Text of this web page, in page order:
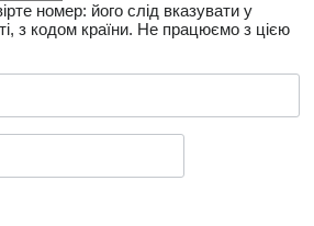
номер: його слід вказувати у
з кодом країни. Не працюємо з цією